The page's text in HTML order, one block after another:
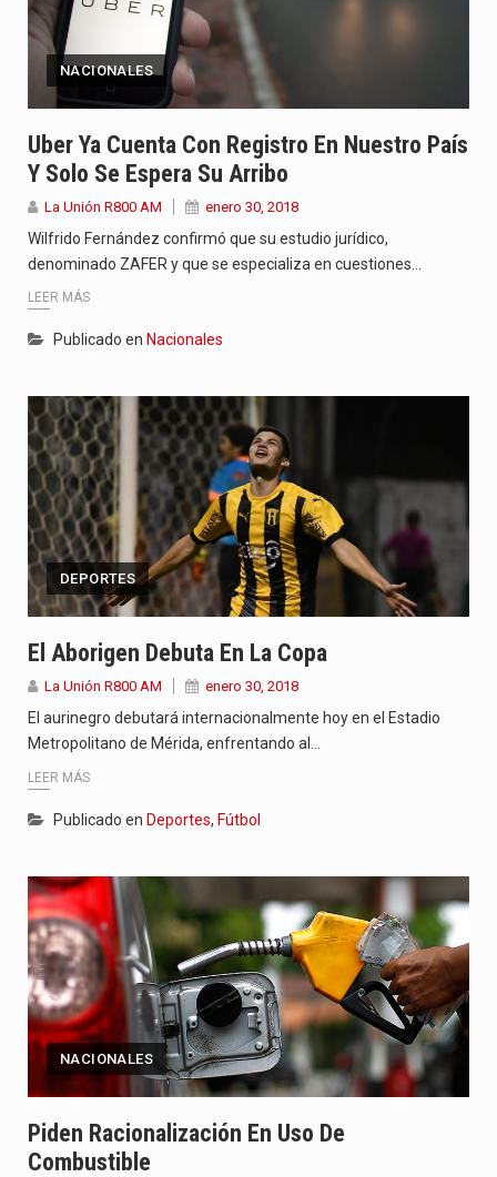
NACIONALES
Uber Ya Cuenta Con Registro En Nuestro País
Y Solo Se Espera Su Arribo
La Unión R800 AM enero 30, 2018
Wilfrido Fernández confirmó que su estudio jurídico,
denominado ZAFER y que se especializa en cuestiones…
LEER MÁS
Publicado en Nacionales
DEPORTES
El Aborigen Debuta En La Copa
La Unión R800 AM enero 30, 2018
El aurinegro debutará internacionalmente hoy en el Estadio
Metropolitano de Mérida, enfrentando al…
LEER MÁS
Publicado en Deportes, Fútbol
NACIONALES
Piden Racionalización En Uso De
Combustible